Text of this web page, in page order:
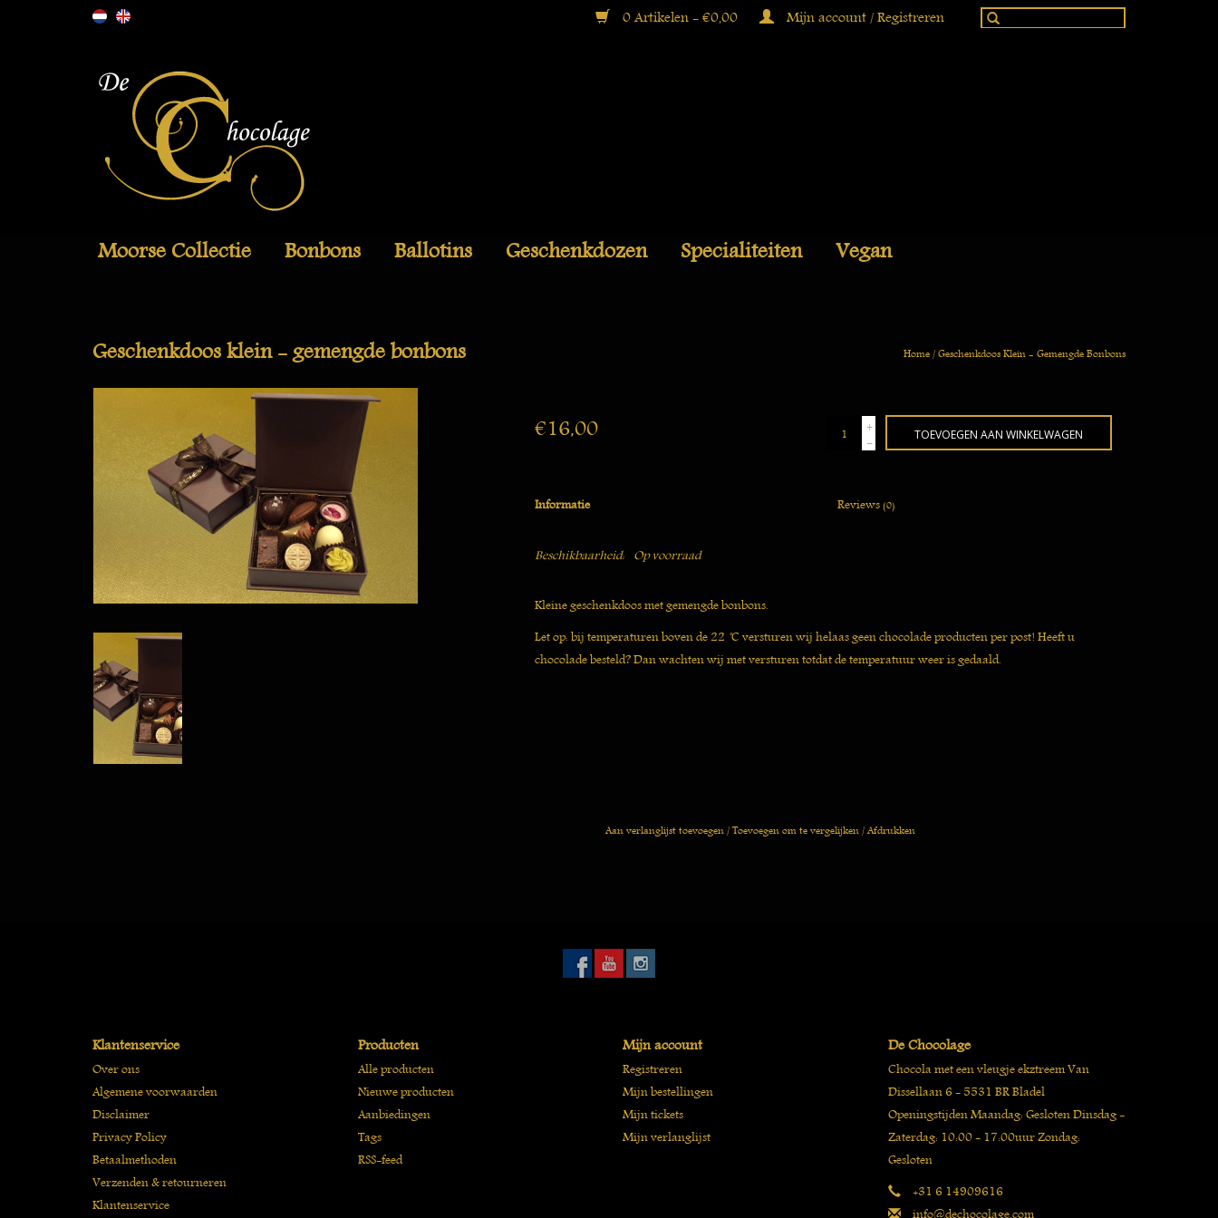
0 Artikelen - €0,00 Mijn account / Registreren
Moorse Collectie Bonbons Ballotins Geschenkdozen Specialiteiten Vegan
Geschenkdoos klein - gemengde bonbons Home/Geschenkdoos Klein - Gemengde Bonbons
€16,00 +
- TOEVOEGEN AAN WINKELWAGEN
Informatie Reviews(0)
Beschikbaarheid: Op voorraad
Kleine geschenkdoos met gemengde bonbons.
Let op: bij temperaturen boven de 22 ̊C versturen wij helaas geen chocolade producten per post! Heeft u
chocolade besteld? Dan wachten wij met versturen totdat de temperatuur weer is gedaald.
Aan verlanglijst toevoegen/Toevoegen om te vergelijken/Afdrukken
Klantenservice
Over ons
Algemene voorwaarden
Disclaimer
Privacy Policy
Betaalmethoden
Verzenden & retourneren
Klantenservice
Producten
Alle producten
Nieuwe producten
Aanbiedingen
Tags
RSS-feed
Mijn account
Registreren
Mijn bestellingen
Mijn tickets
Mijn verlanglijst
De Chocolage
Chocola met een vleugje ekztreem Van
Dissellaan 6 - 5531 BR Bladel
Openingstijden Maandag: Gesloten Dinsdag -
Zaterdag: 10:00 - 17:00uur Zondag:
Gesloten
+31 6 14909616
info@dechocolage.com